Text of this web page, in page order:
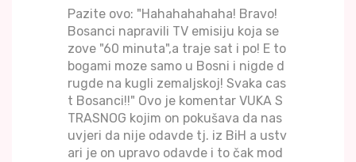
Pazite ovo: "Hahahahahaha! Bravo!
Bosanci napravili TV emisiju koja se
zove "60 minuta",a traje sat i po! E to
bogami moze samo u Bosni i nigde d
rugde na kugli zemaljskoj! Svaka cas
t Bosanci!!" Ovo je komentar VUKA S
TRASNOG kojim on pokušava da nas
uvjeri da nije odavde tj. iz BiH a ustv
ari je on upravo odavde i to čak mod